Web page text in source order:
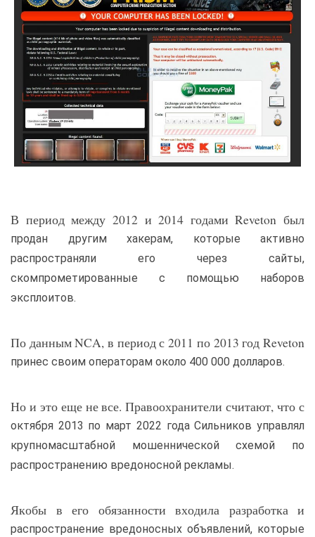
В период между 2012 и 2014 годами Reveton был
продан другим хакерам, которые активно
распространяли его через сайты,
скомпрометированные с помощью наборов
эксплоитов.
По данным NCA, в период с 2011 по 2013 год Reveton
принес своим операторам около 400 000 долларов.
Но и это еще не все. Правоохранители считают, что с
октября 2013 по март 2022 года Сильников управлял
крупномасштабной мошеннической схемой по
распространению вредоносной рекламы.
Якобы в его обязанности входила разработка и
распространение вредоносных объявлений, которые